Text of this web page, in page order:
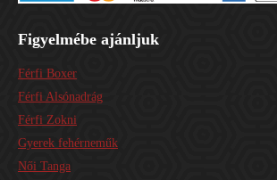
Figyelmébe ajánljuk
Férfi Boxer
Férfi Alsónadrág
Férfi Zokni
Gyerek fehérneműk
Női Tanga